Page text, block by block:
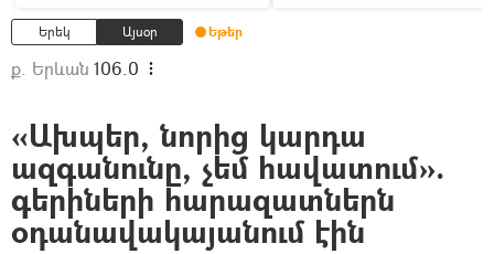
Երեկ Այսօր Եթեր
ք. Երևան 106.0
«Ախպեր, նորից կարդա
ազգանունը, չեմ հավատում».
գերիների հարազատներն
օդանավակայանում էին